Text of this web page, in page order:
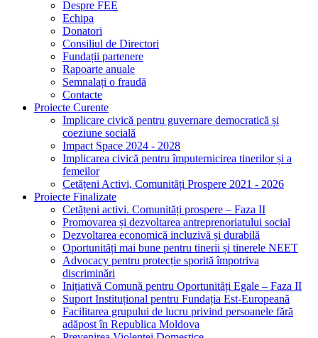
Despre FEE
Echipa
Donatori
Consiliul de Directori
Fundații partenere
Rapoarte anuale
Semnalați o fraudă
Contacte
Proiecte Curente
Implicare civică pentru guvernare democratică și
coeziune socială
Impact Space 2024 - 2028
Implicarea civică pentru împuternicirea tinerilor și a
femeilor
Cetățeni Activi, Comunități Prospere 2021 - 2026
Proiecte Finalizate
Cetățeni activi. Comunități prospere – Faza II
Promovarea și dezvoltarea antreprenoriatului social
Dezvoltarea economică incluzivă și durabilă
Oportunități mai bune pentru tinerii și tinerele NEET
Advocacy pentru protecție sporită împotriva
discriminări
Inițiativă Comună pentru Oportunități Egale – Faza II
Suport Instituțional pentru Fundația Est-Europeană
Facilitarea grupului de lucru privind persoanele fără
adăpost în Republica Moldova